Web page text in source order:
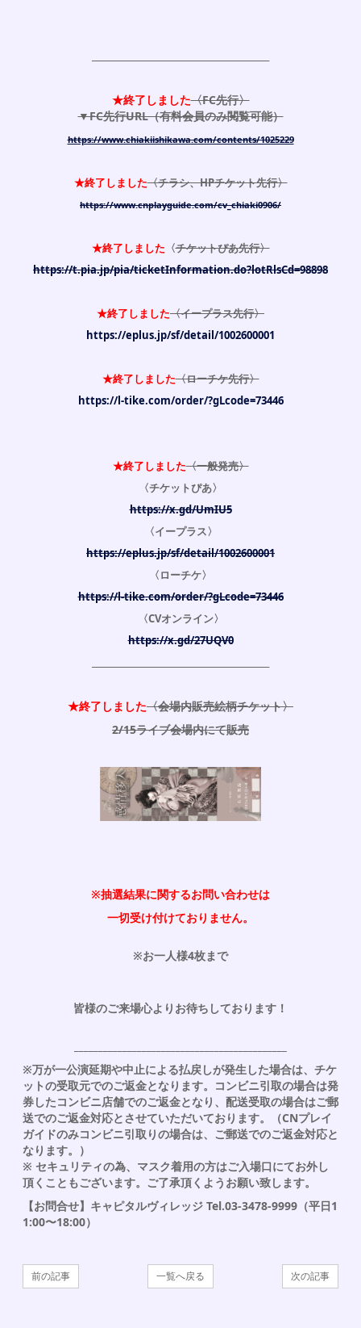
★終了しました〈FC先行〉
▼FC先行URL（有料会員のみ閲覧可能）
https://www.chiakiishikawa.com/contents/1025229
★終了しました〈チラシ、HPチケット先行〉
https://www.cnplayguide.com/cv_chiaki0906/
★終了しました 〈チケットぴあ先行〉
https://t.pia.jp/pia/ticketInformation.do?lotRlsCd=98898
★終了しました〈イープラス先行〉
https://eplus.jp/sf/detail/1002600001
★終了しました〈ローチケ先行〉
https://l-tike.com/order/?gLcode=73446
★終了しました〈一般発売〉
〈チケットぴあ〉
https://x.gd/UmIU5
〈イープラス〉
https://eplus.jp/sf/detail/1002600001
〈ローチケ〉
https://l-tike.com/order/?gLcode=73446
〈CVオンライン〉
https://x.gd/27UQV0
★終了しました〈会場内販売絵柄チケット〉
2/15ライブ会場内にて販売
※抽選結果に関するお問い合わせは
一切受け付けておりません。
※お一人様4枚まで
皆様のご来場心よりお待ちしております！
※万が一公演延期や中止による払戻しが発生した場合は、チケ
ットの受取元でのご返金となります。コンビニ引取の場合は発
券したコンビニ店舗でのご返金となり、配送受取の場合はご郵
送でのご返金対応とさせていただいております。（CNプレイ
ガイドのみコンビニ引取りの場合は、ご郵送でのご返金対応と
なります。）
※ セキュリティの為、マスク着用の方はご入場口にてお外し
頂くこともございます。ご了承頂くようお願い致します。
【お問合せ】キャピタルヴィレッジ Tel.03-3478-9999（平日1
1:00〜18:00）
次の記事
一覧へ戻る
前の記事